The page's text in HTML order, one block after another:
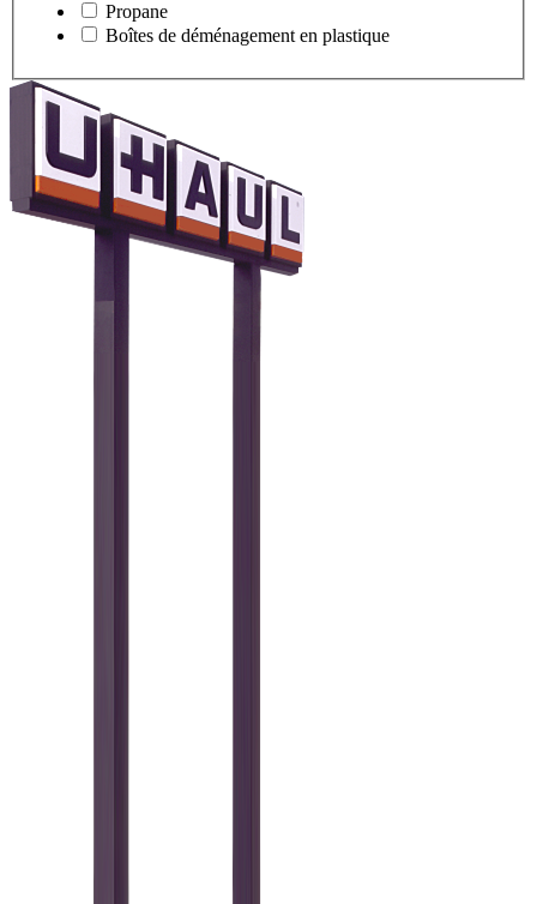
Propane
Boîtes de déménagement en plastique